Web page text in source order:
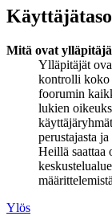
Mitä ovat
Ylläpitäjät
kontrolli koko
foorumin
lukien
perustajasta
Heillä saattaa
Ylös